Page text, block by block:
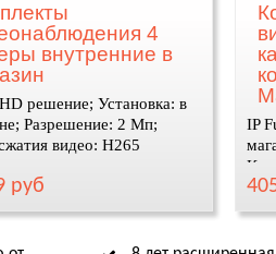
4
внутренние в
решение; Установка: в
Разрешение: 2 Мп;
видео: H265
руб
IP